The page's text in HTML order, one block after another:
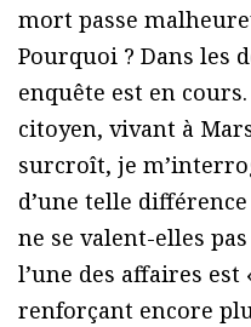
mort passe
Pourquoi ? Dans les
enquête est en
citoyen, vivant à
surcroît, je
d’une telle
ne se valent-elles
l’une des affaires est
renforçant encore